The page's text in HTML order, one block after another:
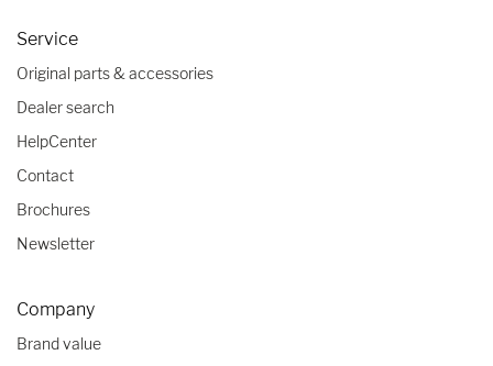
Service
Original parts & accessories
Dealer search
HelpCenter
Contact
Brochures
Newsletter
Company
Brand value